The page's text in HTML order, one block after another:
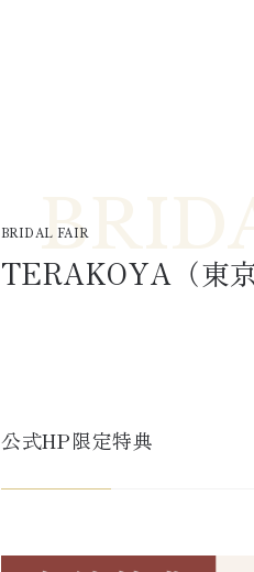
BRIDAL FAIR
TERAKOYA （東
公式HP限定特典